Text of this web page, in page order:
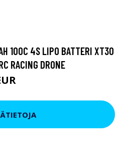
100C 4S LIPO BATTERI XT30
RACING DRONE